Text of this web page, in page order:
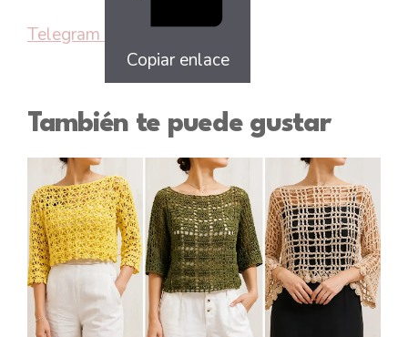
Telegram
Copiar enlace
También te puede gustar